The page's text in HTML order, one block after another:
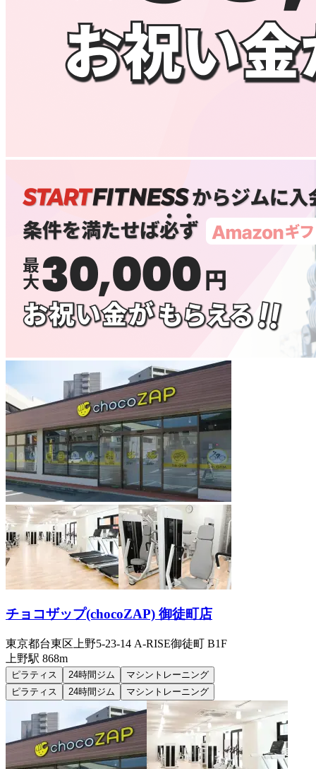
チョコザップ(chocoZAP) 御徒町店
東京都台東区上野5-23-14 A-RISE御徒町 B1F
上野駅 868m
ピラティス 24時間ジム
マシントレーニング
ピラティス
24時間ジム マシントレーニング